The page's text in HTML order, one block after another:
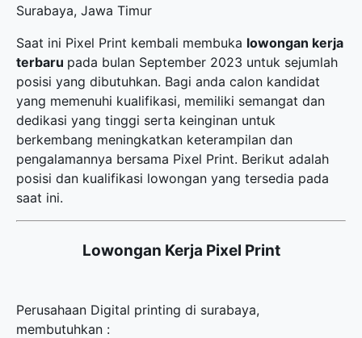
Surabaya, Jawa Timur
Saat ini Pixel Print kembali membuka lowongan kerja
terbaru pada bulan September 2023 untuk sejumlah
posisi yang dibutuhkan. Bagi anda calon kandidat
yang memenuhi kualifikasi, memiliki semangat dan
dedikasi yang tinggi serta keinginan untuk
berkembang meningkatkan keterampilan dan
pengalamannya bersama Pixel Print. Berikut adalah
posisi dan kualifikasi lowongan yang tersedia pada
saat ini.
Lowongan Kerja Pixel Print
Perusahaan Digital printing di surabaya,
membutuhkan :